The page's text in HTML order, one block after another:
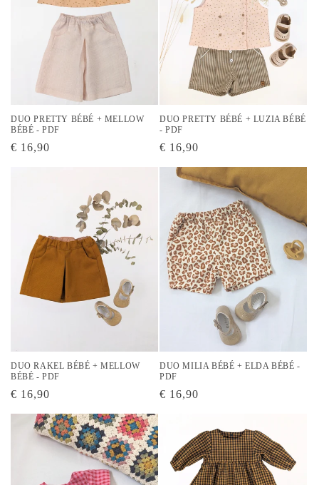
DUO PRETTY BÉBÉ + MELLOW
BÉBÉ - PDF
Prix
€ 16,90
DUO PRETTY BÉBÉ + LUZIA BÉBÉ
- PDF
Prix
habituel
€ 16,90
DUO RAKEL BÉBÉ + MELLOW
BÉBÉ - PDF
Prix
habituel
€ 16,90
DUO MILIA BÉBÉ + ELDA BÉBÉ -
PDF
Prix
€ 16,90